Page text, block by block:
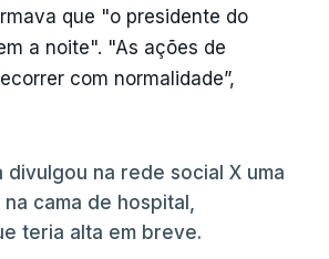
que "o presidente do
a noite". "As ações de
com normalidade”,
divulgou na rede social X uma
cama de hospital,
teria alta em breve.